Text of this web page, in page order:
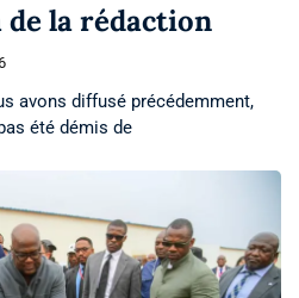
de la rédaction
avons diffusé précédemment,
été démis de